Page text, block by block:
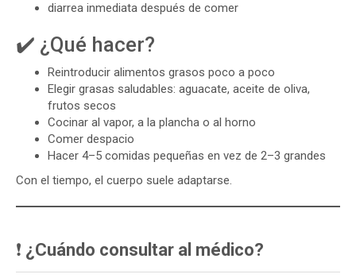
diarrea inmediata después de comer
✔️ ¿Qué hacer?
Reintroducir alimentos grasos poco a poco
Elegir grasas saludables: aguacate, aceite de oliva,
frutos secos
Cocinar al vapor, a la plancha o al horno
Comer despacio
Hacer 4–5 comidas pequeñas en vez de 2–3 grandes
Con el tiempo, el cuerpo suele adaptarse.
❗ ¿Cuándo consultar al médico?